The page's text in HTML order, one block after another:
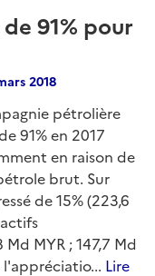
91% pour
2018
pétrolière
91% en 2017
en raison de
brut. Sur
de 15% (223,6
MYR ; 147,7 Md
Lire